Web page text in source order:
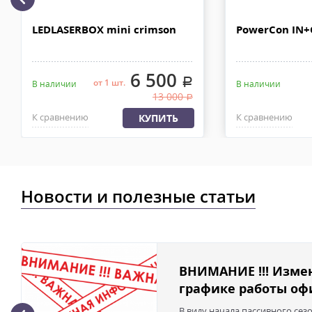
Доставка по Москве, МО и России - EMS ПОЧТА РОССИИ
в течении 2-4х рабочих дней с момента 100% предоплаты,
LEDLASERBOX mini crimson
В наличии от 1 шт.6 500 .
13 000.
К сравнению КУПИТЬ
PowerCon
В наличии
К сравнению
Новости и полезные статьи
ВНИМАНИЕ !!!
графике работы